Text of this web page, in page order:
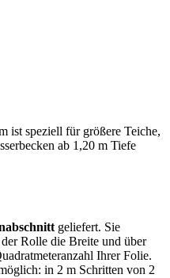
ist speziell für größere Teiche,
ab 1,20 m Tiefe
geliefert. Sie
Rolle die Breite und über
Ihrer Folie.
in 2 m Schritten von 2